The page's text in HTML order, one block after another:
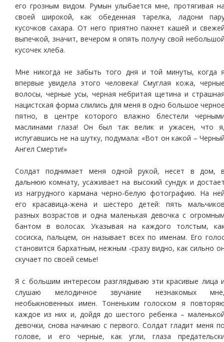
его грозным видом. Румын улыбается мне, протягивая
своей широкой, как обеденная тарелка, ладони
кусочков сахара. От него приятно пахнет кашей и
выпечкой, значит, вечером я опять получу свой
кусочек хлеба.
Мне никогда не забыть того дня и той минуты, когда
впервые увидела этого человека! Смуглая кожа,
волосы, черные усы, черная небритая щетина и
нацистская форма слились для меня в одно большое
пятно, в центре которого влажно блестели
маслинами глаза! Он был так велик и ужасен, что
испугавшись не на шутку, подумала: «Вот он какой –
Ангел Смерти!»
Солдат поднимает меня одной рукой, несет в дом,
дальнюю комнату, усаживает на высокий сундук и
из нагрудного кармана черно-белую фотографию. На
его красавица-жена и шестеро детей: пять
разных возрастов и одна маленькая девочка с
бантом в волосах. Указывая на каждого толстым,
сосиска, пальцем, он называет всех по именам. Его
становится бархатным, нежным -сразу видно, как сильно
скучает по своей семье!
Я с большим интересом разглядываю эти красивые лица
слушаю мелодичное звучание незнакомых
необыкновенных имен. Тоненьким голоском я
каждое из них и, дойдя до шестого ребенка –
девочки, снова начинаю с первого. Солдат гладит меня
голове, и его черные, как угли, глаза